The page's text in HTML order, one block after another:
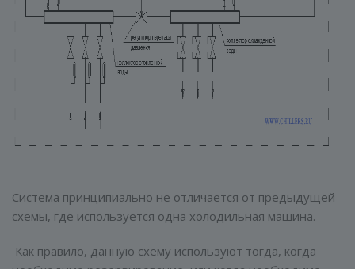
Система принципиально не отличается от предыдущей
схемы, где используется одна холодильная машина.
Как правило, данную схему используют тогда, когда